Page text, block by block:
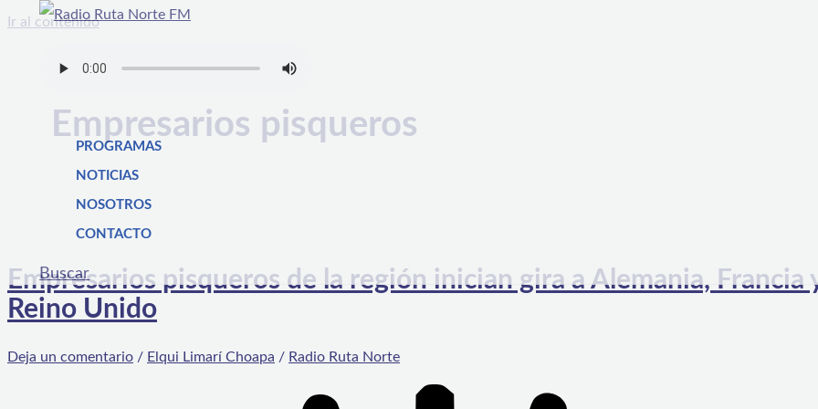
Ir al contenido
PROGRAMAS
NOTICIAS
NOSOTROS
CONTACTO
Buscar
Empresarios pisqueros
Empresarios pisqueros de la región inician gira a Alemania, Francia
Reino Unido
Deja un comentario / Elqui Limarí Choapa / Radio Ruta Norte